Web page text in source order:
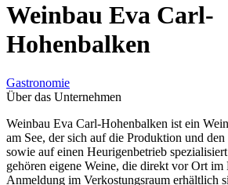
Weinbau Eva Carl-
Hohenbalken
Gastronomie
Über das Unternehmen
Weinbau Eva Carl-Hohenbalken ist ein
am See, der sich auf die Produktion und
sowie auf einen Heurigenbetrieb
gehören eigene Weine, die direkt vor Ort im
Anmeldung im Verkostungsraum erhältlich